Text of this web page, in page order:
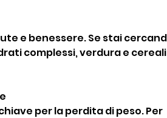
complessi, verdura e cereali
per la perdita di peso. Per